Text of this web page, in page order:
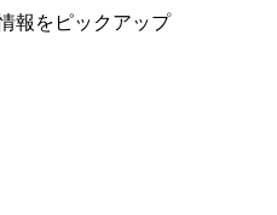
報をピックアップ